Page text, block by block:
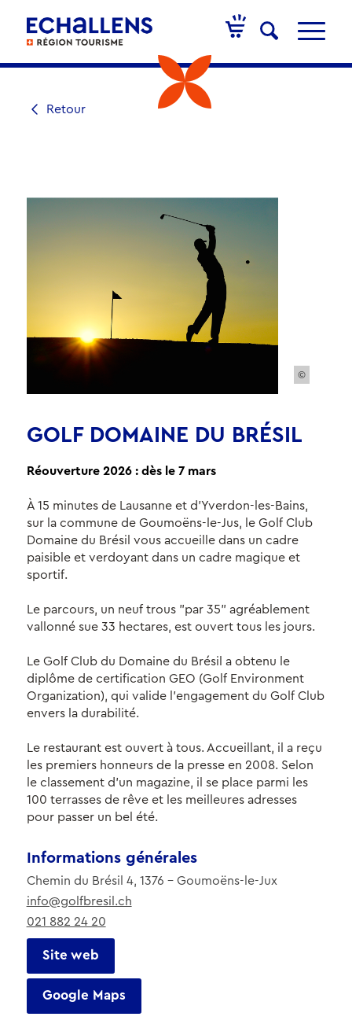
Retour
©
GOLF DOMAINE DU BRÉSIL
Réouverture 2026 : dès le 7 mars
À 15 minutes de Lausanne et d’Yverdon-les-Bains,
sur la commune de Goumoëns-le-Jus, le Golf Club
Domaine du Brésil vous accueille dans un cadre
paisible et verdoyant dans un cadre magique et
sportif.
Le parcours, un neuf trous "par 35" agréablement
vallonné sue 33 hectares, est ouvert tous les jours.
Le Golf Club du Domaine du Brésil a obtenu le
diplôme de certification GEO (Golf Environment
Organization), qui valide l’engagement du Golf Club
envers la durabilité.
Le restaurant est ouvert à tous. Accueillant, il a reçu
les premiers honneurs de la presse en 2008. Selon
le classement d’un magazine, il se place parmi les
100 terrasses de rêve et les meilleures adresses
pour passer un bel été.
Informations générales
Chemin du Brésil 4, 1376 - Goumoëns-le-Jux
info@golfbresil.ch
021 882 24 20
Site web
Google Maps